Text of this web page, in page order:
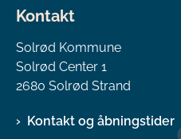
Kontakt
Solrød Kommune
Solrød Center 1
2680 Solrød Strand
Kontakt og åbningstider